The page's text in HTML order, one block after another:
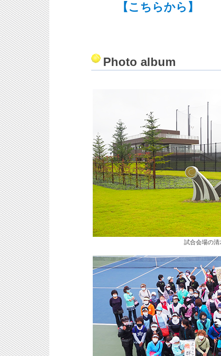
【こちらから】
Photo album
試合会場の